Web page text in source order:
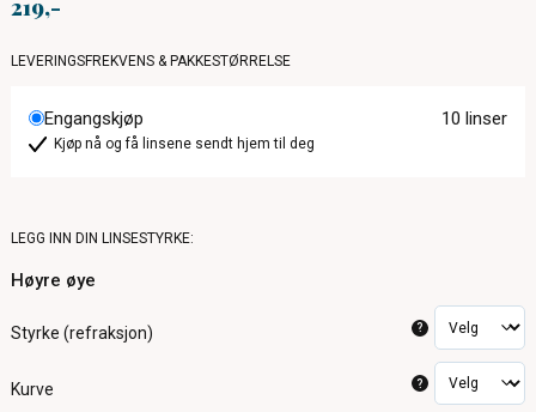
219
LEVERINGSFREKVENS & PAKKESTØRRELSE
Engangskjøp 10 linser
Kjøp nå og få linsene sendt hjem til deg
LEGG INN DIN LINSESTYRKE:
Høyre øye
Styrke (refraksjon) ?
Kurve ?